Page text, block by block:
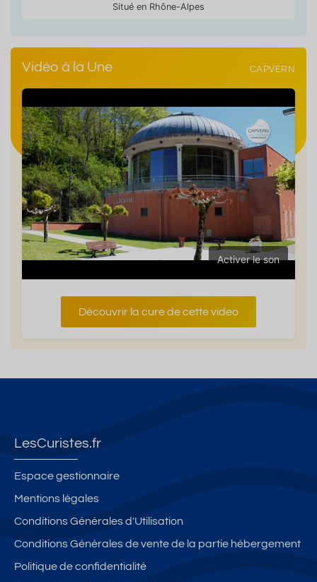
Situé en Rhône-Alpes
Vidéo à la Une CAPVERN
Activer le son
Découvrir la cure de cette video
LesCuristes.fr
Espace gestionnaire
Mentions légales
Conditions Générales d'Utilisation
Conditions Générales de vente de la partie hébergement
Politique de confidentialité